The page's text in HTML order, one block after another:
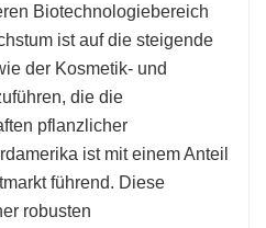
Biotechnologiebereich
ist auf die steigende
der Kosmetik- und
die die
pflanzlicher
ist mit einem Anteil
führend. Diese
robusten